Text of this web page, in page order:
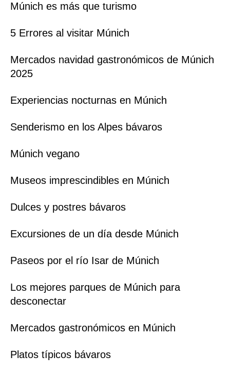
Múnich es más que turismo
5 Errores al visitar Múnich
Mercados navidad gastronómicos de Múnich
2025
Experiencias nocturnas en Múnich
Senderismo en los Alpes bávaros
Múnich vegano
Museos imprescindibles en Múnich
Dulces y postres bávaros
Excursiones de un día desde Múnich
Paseos por el río Isar de Múnich
Los mejores parques de Múnich para
desconectar
Mercados gastronómicos en Múnich
Platos típicos bávaros